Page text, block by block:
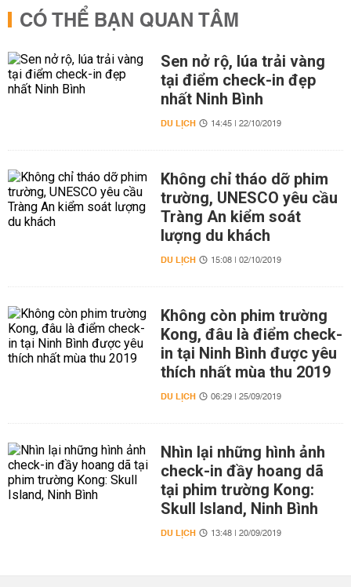
CÓ THỂ BẠN QUAN TÂM
Sen nở rộ, lúa trải vàng
tại điểm check-in đẹp
nhất Ninh Bình
DU LỊCH 14:45 | 22/10/2019
Không chỉ tháo dỡ phim
trường, UNESCO yêu cầu
Tràng An kiểm soát
lượng du khách
DU LỊCH 15:08 | 02/10/2019
Không còn phim trường
Kong, đâu là điểm check-
in tại Ninh Bình được yêu
thích nhất mùa thu 2019
DU LỊCH 06:29 | 25/09/2019
Nhìn lại những hình ảnh
check-in đầy hoang dã
tại phim trường Kong:
Skull Island, Ninh Bình
DU LỊCH 13:48 | 20/09/2019